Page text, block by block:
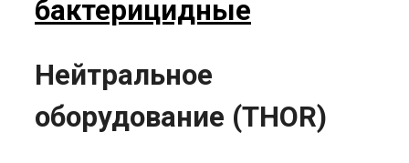
бактерицидные
Нейтральное
оборудование (THOR)